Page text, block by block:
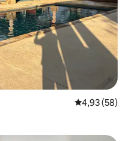
Gemiddelde
4,93 (58)